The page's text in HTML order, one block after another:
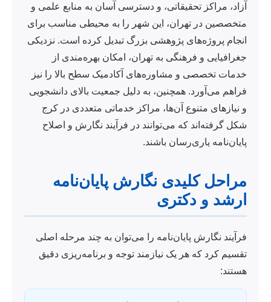
آزاد، مراکز تحقیقاتی، و دسترسی آسان به منابع علمی و
متخصصین در تهران، این شهر را به محیطی مناسب برای
انجام پروژه‌های پژوهشی بزرگ تبدیل کرده است. نزدیکی
جغرافیایی و فرهنگی به تهران، امکان بهره‌مندی از
خدمات تخصصی و مشاوره‌های آکادمیک سطح بالا را نیز
فراهم می‌آورد. همچنین، به دلیل جمعیت بالای دانشجویی
و نیازهای متنوع آن‌ها، مراکز خدماتی متعددی در کرج
شکل گرفته‌اند که می‌توانند در فرآیند نگارش و اصلاح
پایان‌نامه یاری‌رسان باشند.
مراحل کلیدی نگارش پایان‌نامه
ارشد و دکتری
فرآیند نگارش پایان‌نامه را می‌توان به چند مرحله اصلی
تقسیم کرد که هر یک نیازمند توجه و برنامه‌ریزی دقیق
هستند: